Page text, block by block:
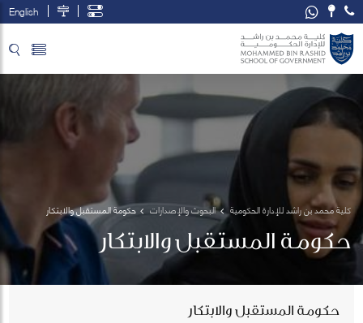
تخطي إلى المحتوى الرئيسي
فتح قائمة الوصول
English
كلية محمد بن راشد للإدارة الحكومية البحوث والإصدارات حكومة المستقبل والابتكار
حكومة المستقبل والابتكار
حكومة المستقبل والابتكار